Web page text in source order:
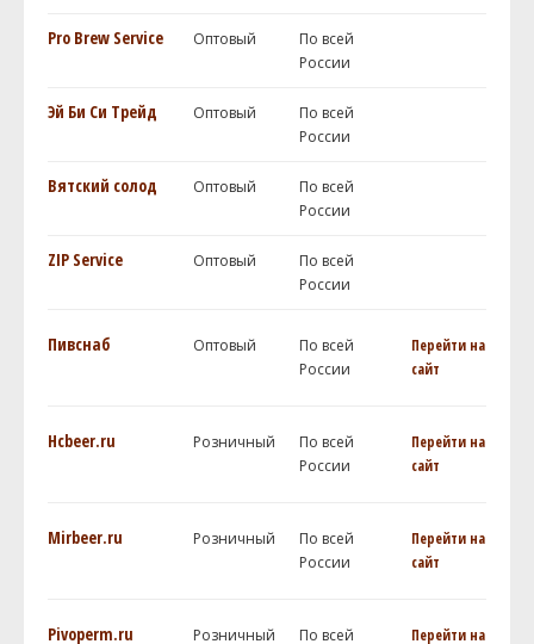
Pro Brew Service Оптовый
По всей
России
Эй Би Си Трейд Оптовый
По всей
России
Вятский солод Оптовый
По всей
России
ZIP Service Оптовый
По всей
России
Пивснаб Оптовый
По всей
России
Перейти на
сайт
Hcbeer.ru Розничный
По всей
России
Перейти на
сайт
Mirbeer.ru Розничный
По всей
России
Перейти на
сайт
Pivoperm.ru Розничный По всей Перейти на